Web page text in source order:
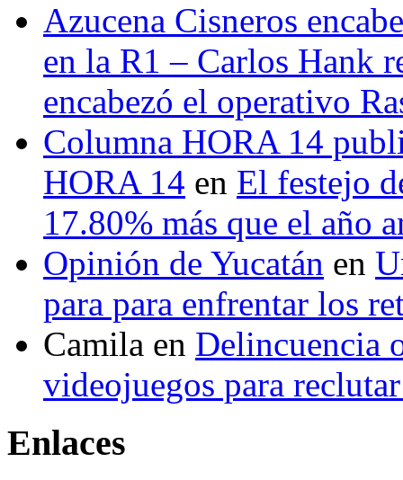
Azucena Cisneros
en la R1 – Carlos Hank
encabezó el operativo
Columna HORA 14
HORA 14 en El festejo
17.80% más que el año
Opinión de Yucatán en
para para enfrentar los
Camila en Delincuencia
videojuegos para
Enlaces